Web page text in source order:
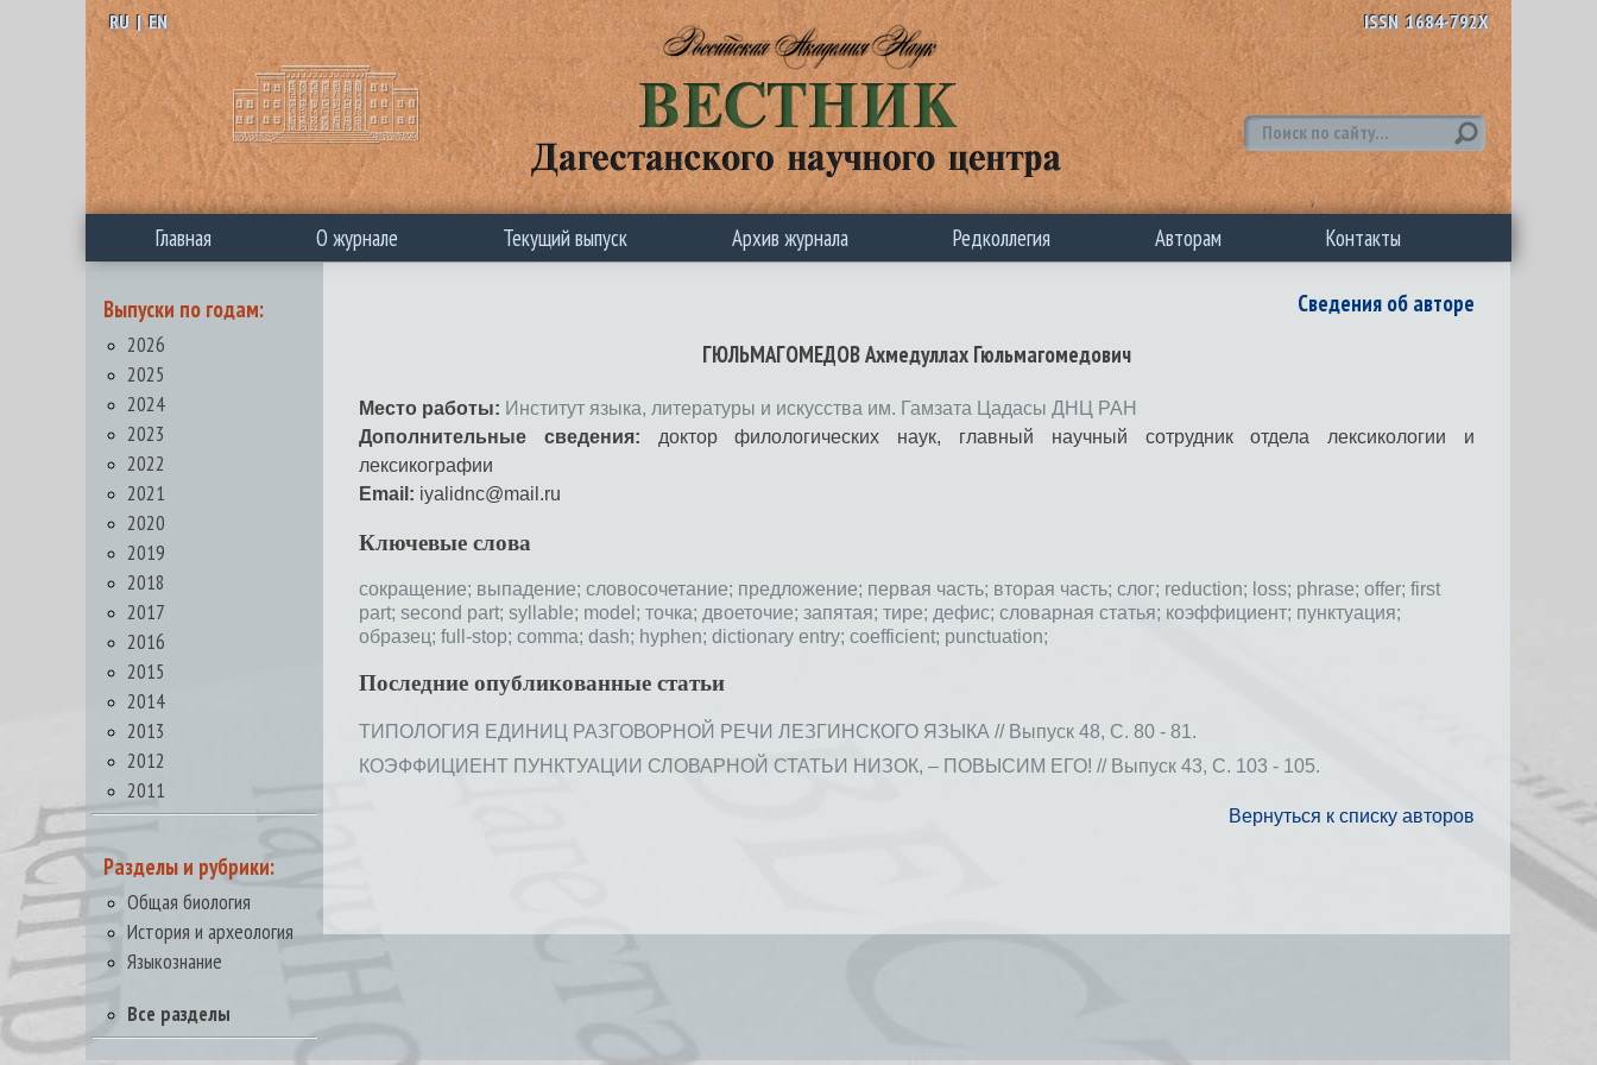
RU | EN ISSN 1684-792X
Главная О журнале Текущий выпуск Архив журнала Редколлегия Авторам Контакты
Выпуски по годам:
2026
2025
2024
2023
2022
2021
2020
2019
2018
2017
2016
2015
2014
2013
2012
2011
Разделы и рубрики:
Общая биология
История и археология
Языкознание
Все разделы
Сведения об авторе
ГЮЛЬМАГОМЕДОВ Ахмедуллах Гюльмагомедович
Место работы: Институт языка, литературы и искусства им. Гамзата Цадасы ДНЦ РАН
Дополнительные сведения: доктор филологических наук, главный научный сотрудник отдела лексикологии и
лексикографии
Email: iyalidnc@mail.ru
Ключевые слова
сокращение; выпадение; словосочетание; предложение; первая часть; вторая часть; слог; reduction; loss; phrase; offer; first
part; second part; syllable; model; точка; двоеточие; запятая; тире; дефис; словарная статья; коэффициент; пунктуация;
образец; full-stop; comma; dash; hyphen; dictionary entry; coefficient; punctuation;
Последние опубликованные статьи
ТИПОЛОГИЯ ЕДИНИЦ РАЗГОВОРНОЙ РЕЧИ ЛЕЗГИНСКОГО ЯЗЫКА // Выпуск 48, С. 80 - 81.
КОЭФФИЦИЕНТ ПУНКТУАЦИИ СЛОВАРНОЙ СТАТЬИ НИЗОК, – ПОВЫСИМ ЕГО! // Выпуск 43, С. 103 - 105.
Вернуться к списку авторов